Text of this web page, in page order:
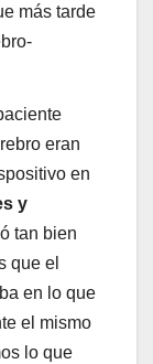
más tarde
eran
en
y
tan bien
que el
en lo que
el mismo
lo que